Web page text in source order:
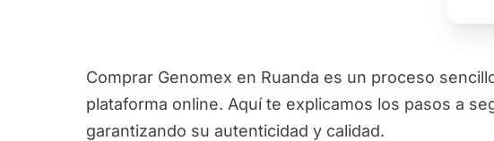
Comprar Genomex en Ruanda es un proceso
plataforma online. Aquí te explicamos los pasos a
garantizando su autenticidad y calidad.